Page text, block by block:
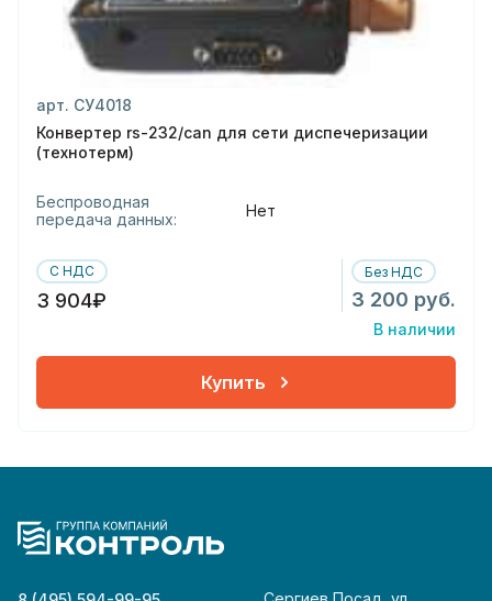
арт. СУ4018
Конвертер rs-232/can для сети диспечеризации
(технотерм)
Беспроводная
передача данных:
Нет
С НДС
3 904₽
Без НДС
3 200 руб.
В наличии
Купить